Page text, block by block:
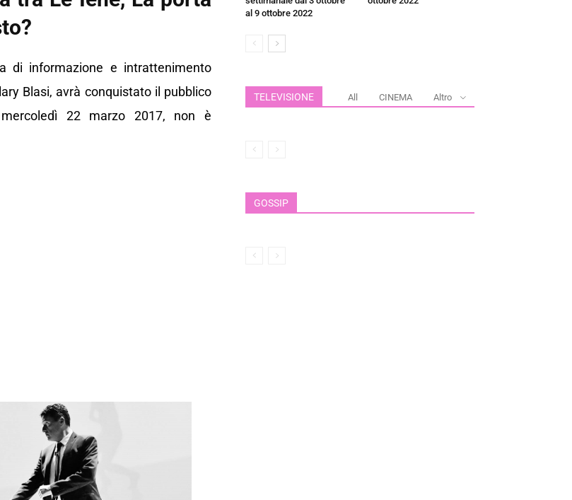
di informazione e intrattenimento
Blasi, avrà conquistato il pubblico
22 marzo 2017, non è
al 9 ottobre 2022
TELEVISIONE All CINEMA Altro
GOSSIP